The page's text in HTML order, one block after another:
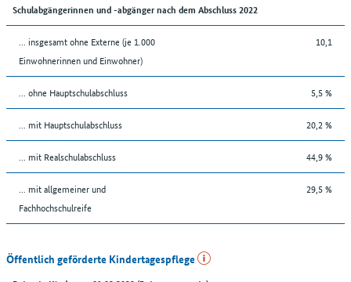
Schulabgängerinnen und -abgänger nach dem Abschluss 2022
... insgesamt ohne Externe (je 1.000
Einwohnerinnen und Einwohner)
10,1
... ohne Hauptschulabschluss 5,5 %
... mit Hauptschulabschluss 20,2 %
... mit Realschulabschluss 44,9 %
... mit allgemeiner und
Fachhochschulreife
29,5 %
Öffentlich geförderte Kindertagespflege